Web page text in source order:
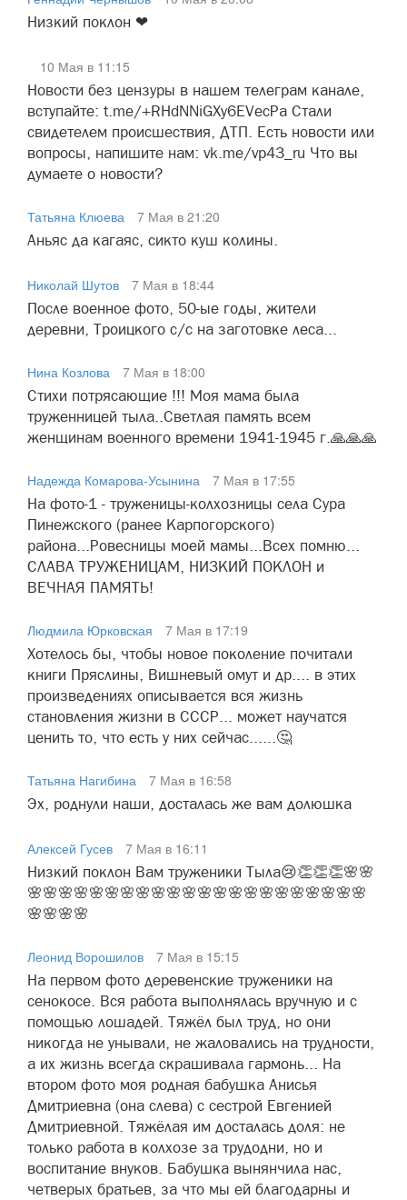
Низкий поклон ❤
10 Мая в 11:15
Новости без цензуры в нашем телеграм канале,
вступайте: t.me/+RHdNNiGXy6EVecPa Стали
свидетелем происшествия, ДТП. Есть новости или
вопросы, напишите нам: vk.me/vp43_ru Что вы
думаете о новости?
Татьяна Клюева
7 Мая в 21:20
Аньяс да кагаяс, сикто куш колины.
Николай Шутов
7 Мая в 18:44
После военное фото, 50-ые годы, жители
деревни, Троицкого с/с на заготовке леса...
Нина Козлова
7 Мая в 18:00
Стихи потрясающие !!! Моя мама была
труженницей тыла..Светлая память всем
женщинам военного времени 1941-1945 г.🙏🙏🙏
Надежда Комарова-Усынина
7 Мая в 17:55
На фото-1 - труженицы-колхозницы села Сура
Пинежского (ранее Карпогорского)
района...Ровесницы моей мамы...Всех помню...
СЛАВА ТРУЖЕНИЦАМ, НИЗКИЙ ПОКЛОН и
ВЕЧНАЯ ПАМЯТЬ!
Людмила Юрковская
7 Мая в 17:19
Хотелось бы, чтобы новое поколение почитали
книги Пряслины, Вишневый омут и др.... в этих
произведениях описывается вся жизнь
становления жизни в СССР... может научатся
ценить то, что есть у них сейчас......🤔
Татьяна Нагибина
7 Мая в 16:58
Эх, роднули наши, досталась же вам долюшка
Алексей Гусев
7 Мая в 16:11
Низкий поклон Вам труженики Тыла😢👏👏👏🌸🌸
🌸🌸🌸🌸🌸🌸🌸🌸🌸🌸🌸🌸🌸🌸🌸🌸🌸🌸🌸🌸🌸🌸
🌸🌸🌸🌸
Леонид Ворошилов
7 Мая в 15:15
На первом фото деревенские труженики на
сенокосе. Вся работа выполнялась вручную и с
помощью лошадей. Тяжёл был труд, но они
никогда не унывали, не жаловались на трудности,
а их жизнь всегда скрашивала гармонь... На
втором фото моя родная бабушка Анисья
Дмитриевна (она слева) с сестрой Евгенией
Дмитриевной. Тяжёлая им досталась доля: не
только работа в колхозе за трудодни, но и
воспитание внуков. Бабушка вынянчила нас,
четверых братьев, за что мы ей благодарны и